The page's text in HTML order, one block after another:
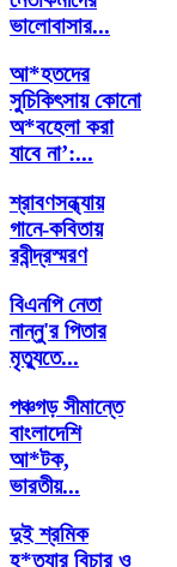
ভালোবাসার...
আ*হতদের
সুচিকিৎসায় কোনো
অ*বহেলা করা
যাবে না’:...
শ্রাবণসন্ধ্যায়
গানে-কবিতায়
রবীন্দ্রস্মরণ
বিএনপি নেতা
নান্নু'র পিতার
মৃত্যুতে...
পঞ্চগড় সীমান্তে
বাংলাদেশি
আ*টক,
ভারতীয়...
দুই শ্রমিক
হ*ত্যার বিচার ও